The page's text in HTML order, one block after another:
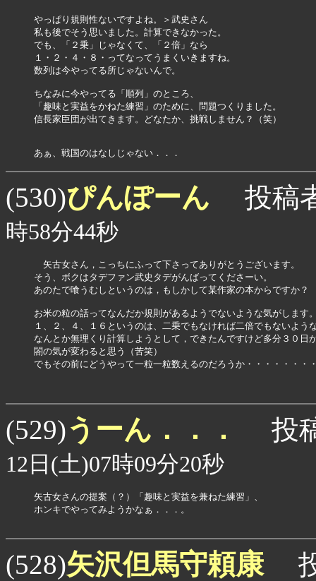
やっぱり規則性ないですよね。＞武史さん
私も後でそう思いました。計算できなかった。
でも、「２乗」じゃなくて、「２倍」なら
１・２・４・８・ってなってうまくいきますね。
数列は今やってる所じゃないんで。
ちなみに今やってる「順列」のところ、
「趣味と実益をかねた練習」のために、問題つくりました。
信長家臣団が出てきます。どなたか、挑戦しません？（笑）
あぁ、戦国のはなしじゃない．．．
(530)ぴんぽーん 投稿
時58分44秒
矢古女さん，こっちにふって下さってありがとうございます。
そう、ボクはタデファン武史タデがんばってくださーい。
あのたで喰うむしというのは，もしかして某作家の本からですか？
お米の粒の話ってなんだか規則があるようでないような気がします
１、２、４、１６というのは、二乗でもなければ二倍でもないよう
なんとか無理くり計算しようとして，できたんですけど多分３０日
閤の気が変わると思う（苦笑）
でもその前にどうやって一粒一粒数えるのだろうか・・・・・・・
(529)うーん．．． 投
12日(土)07時09分20秒
矢古女さんの提案（？）「趣味と実益を兼ねた練習」、
ホンキでやってみようかなぁ．．．。
(528)矢沢但馬守頼康